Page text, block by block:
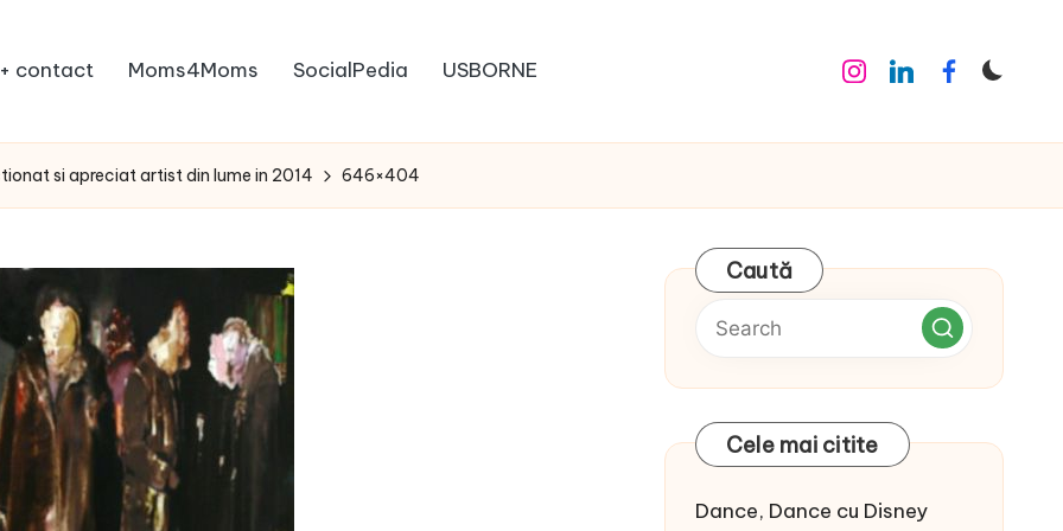
contact Moms4Moms SocialPedia USBORNE Instagram
LinkedinFacebook
si apreciat artist din lume in 2014 646×404
Caută
Cele mai citite
Dance, Dance cu Disney